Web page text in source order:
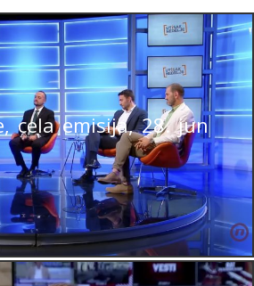
cela emisija, 28. jun